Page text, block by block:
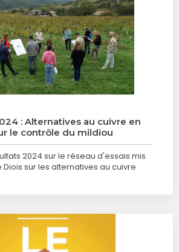
: Alternatives au cuivre en
le contrôle du mildiou
2024 sur le réseau d'essais mis
sur les alternatives au cuivre